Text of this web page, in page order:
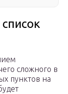
сложного в
пунктов на